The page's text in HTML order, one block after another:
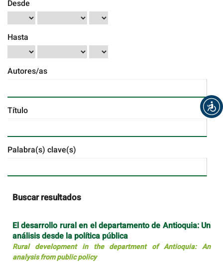
Desde
Hasta
Autores/as
Título
Palabra(s) clave(s)
Buscar resultados
El desarrollo rural en el departamento de Antioquia: Un
análisis desde la política pública
Rural development in the department of Antioquia: An
analysis from public policy